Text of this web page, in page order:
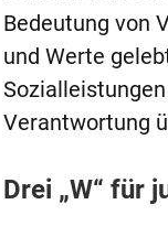
Bedeutung von
und Werte
Verantwortung
Drei „W“ für